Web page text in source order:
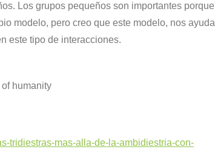
Los grupos pequeños son importantes porque
modelo, pero creo que este modelo, nos ayuda
este tipo de interacciones.
humanity
tridiestras-mas-alla-de-la-ambidiestria-con-